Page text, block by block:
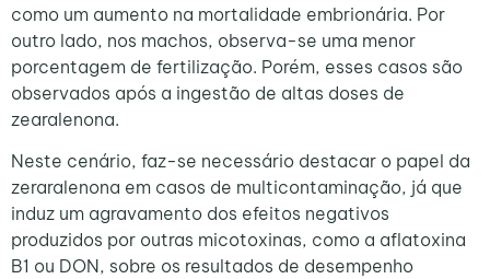
como um aumento na mortalidade embrionária. Por
outro lado, nos machos, observa-se uma menor
porcentagem de fertilização. Porém, esses casos são
observados após a ingestão de altas doses de
zearalenona.
Neste cenário, faz-se necessário destacar o papel da
zeraralenona em casos de multicontaminação, já que
induz um agravamento dos efeitos negativos
produzidos por outras micotoxinas, como a aflatoxina
B1 ou DON, sobre os resultados de desempenho